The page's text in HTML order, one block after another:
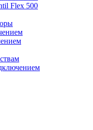
Flex 500